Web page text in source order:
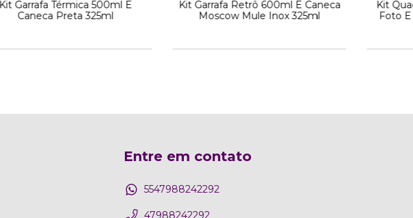
Kit Garrafa Térmica 500ml E
Caneca Preta 325ml
Kit Garrafa Retrô 600ml E Caneca
Moscow Mule Inox 325ml
Kit
Foto
Entre em contato
5547988242292
47988242292